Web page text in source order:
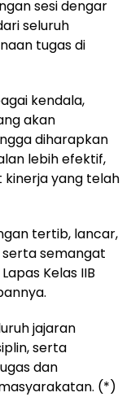
sesi dengar
seluruh
tugas di
kendala,
akan
diharapkan
lebih efektif,
kinerja yang telah
tertib, lancar,
semangat
Kelas IIB
jajaran
serta
dan
(*)